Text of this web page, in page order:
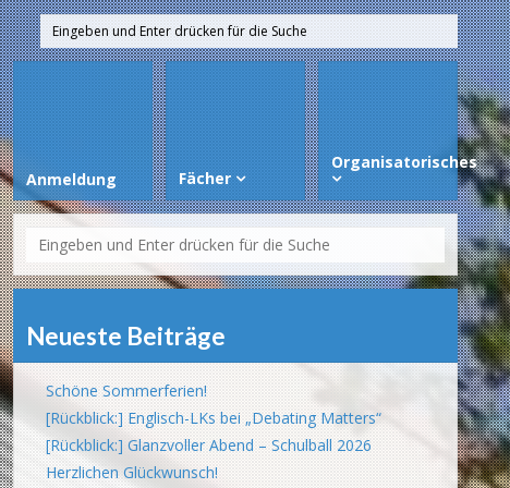
Anmeldung Fächer
Organisatorisches
Neueste Beiträge
Schöne Sommerferien!
[Rückblick:] Englisch-LKs bei „Debating Matters“
[Rückblick:] Glanzvoller Abend – Schulball 2026
Herzlichen Glückwunsch!